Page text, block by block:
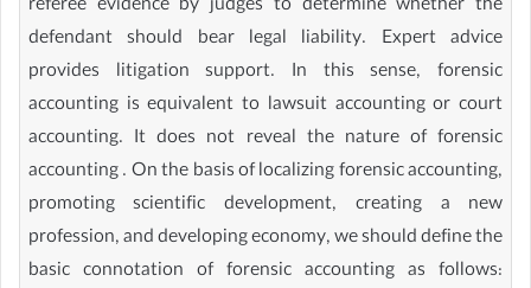
referee evidence by judges to determine whether the
defendant should bear legal liability. Expert advice
provides litigation support. In this sense, forensic
accounting is equivalent to lawsuit accounting or court
accounting. It does not reveal the nature of forensic
accounting . On the basis of localizing forensic accounting,
promoting scientific development, creating a new
profession, and developing economy, we should define the
basic connotation of forensic accounting as follows: